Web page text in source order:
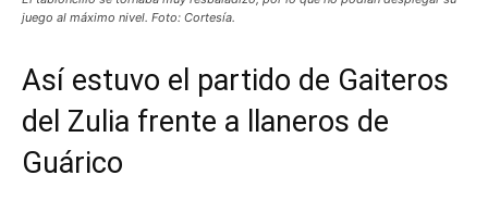
juego al máximo nivel. Foto: Cortesía.
Así estuvo el partido de Gaiteros
del Zulia frente a llaneros de
Guárico